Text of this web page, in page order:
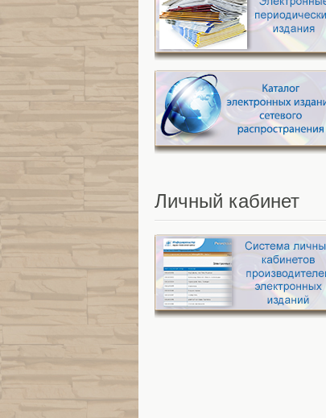
Личный кабинет